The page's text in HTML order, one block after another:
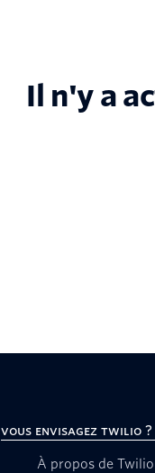
Il n'y a
Vous envisagez Twilio ?
À propos de Twilio